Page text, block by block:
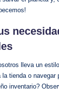
lleva un
tienda o navegar
inventario?